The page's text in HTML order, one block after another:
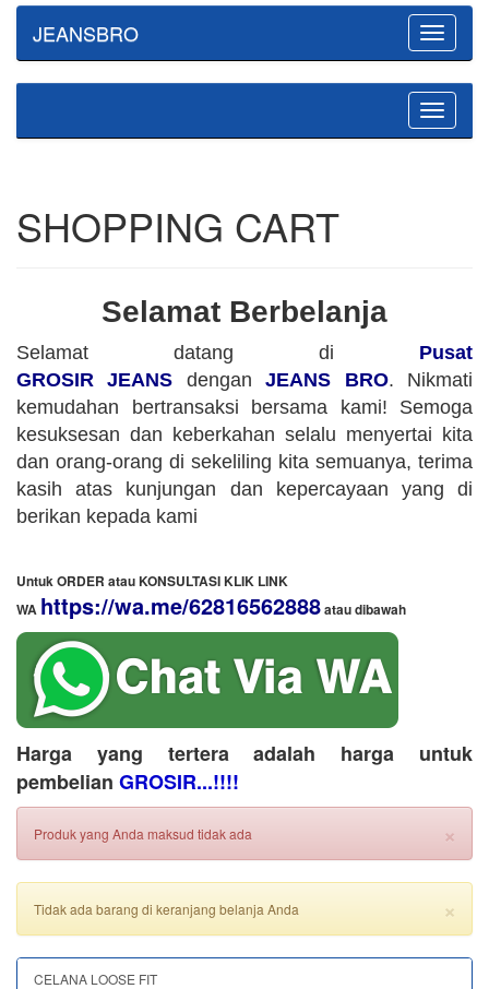
Toggle
JEANSBRO
Toggle
SHOPPING CART
Selamat Berbelanja
Selamat datang di Pusat
GROSIR JEANS denganJEANS BRO. Nikmati
kemudahan bertransaksi bersama kami! Semoga
kesuksesan dan keberkahan selalu menyertai kita
dan orang-orang di sekeliling kita semuanya, terima
kasih atas kunjungan dan kepercayaan yang di
berikan kepada kami
Untuk ORDER atau KONSULTASI KLIK LINK
WA https://wa.me/62816562888​ atau dibawah
Harga yang tertera adalah harga untuk
pembelian GROSIR...!!!!
×
Produk yang Anda maksud tidak ada
×
Tidak ada barang di keranjang belanja Anda
CELANA LOOSE FIT